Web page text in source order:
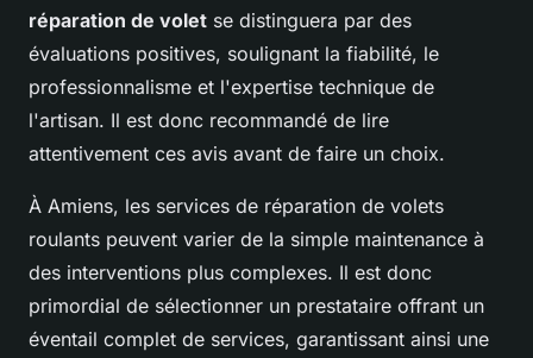
réparation de volet se distinguera par des
évaluations positives, soulignant la fiabilité, le
professionnalisme et l'expertise technique de
l'artisan. Il est donc recommandé de lire
attentivement ces avis avant de faire un choix.
À Amiens, les services de réparation de volets
roulants peuvent varier de la simple maintenance à
des interventions plus complexes. Il est donc
primordial de sélectionner un prestataire offrant un
éventail complet de services, garantissant ainsi une